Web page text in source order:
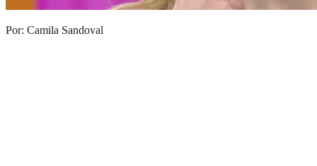
Por: Camila Sandoval